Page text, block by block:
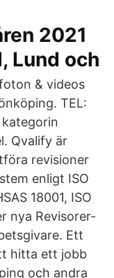
2021
Lund och
& videos
TEL:
Qvalify är
revisioner
enligt ISO
18001, ISO
nya Revisorer-
Ett
hitta ett jobb
och andra